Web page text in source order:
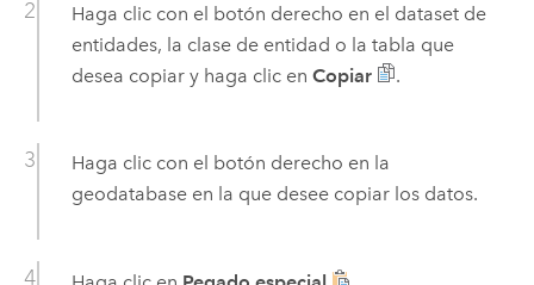
Haga clic con el botón derecho en el dataset de
entidades, la clase de entidad o la tabla que
desea copiar y haga clic en Copiar .
Haga clic con el botón derecho en la
geodatabase en la que desee copiar los datos.